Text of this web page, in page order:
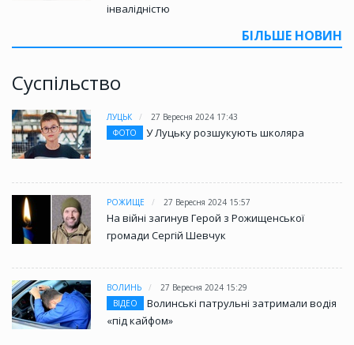
інвалідністю
БІЛЬШЕ НОВИН
Суспільство
ЛУЦЬК
27 Вересня 2024 17:43
ФОТО
У Луцьку розшукують школяра
РОЖИЩЕ 27 Вересня 2024 15:57
На війні загинув Герой з Рожищенської
громади Сергій Шевчук
ВОЛИНЬ
27 Вересня 2024 15:29
ВІДЕО
Волинські патрульні затримали водія
«під кайфом»